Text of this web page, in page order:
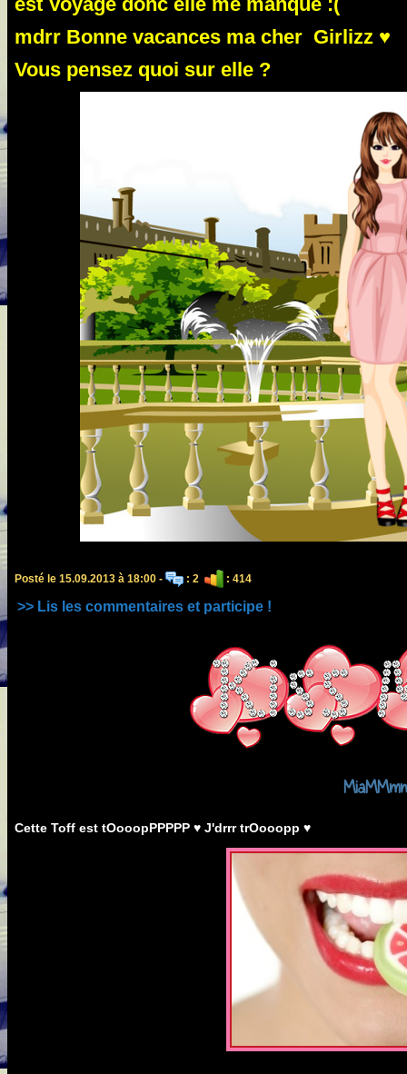
mdrr Bonne vacances ma cher Girlizz ♥
Vous pensez quoi sur elle ?
Posté le 15.09.2013 à 18:00 - : 2 : 414
>> Lis les commentaires et participe !
Cette Toff est tOooopPPPPP ♥ J'drrr trOooopp ♥